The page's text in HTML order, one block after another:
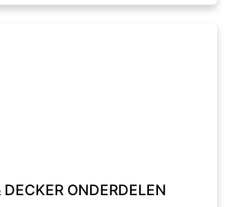
ONDERDELEN